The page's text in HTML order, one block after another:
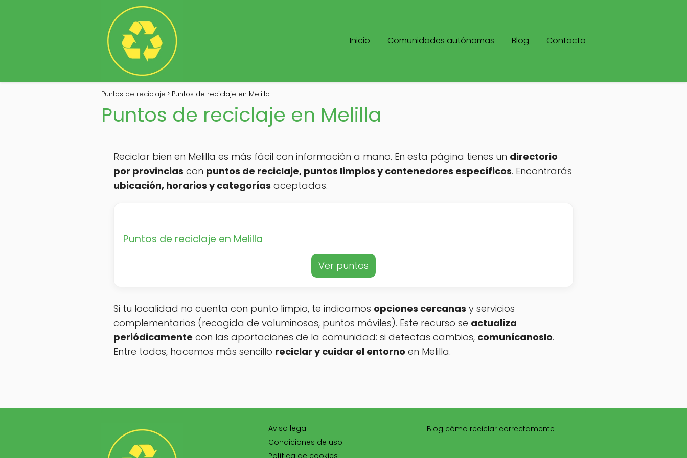
Inicio Comunidades autónomas Blog Contacto
Puntos de reciclaje Puntos de reciclaje en Melilla
Puntos de reciclaje en Melilla
Reciclar bien en Melilla es más fácil con información a mano. En esta página tienes un directorio
por provincias con puntos de reciclaje, puntos limpios y contenedores específicos. Encontrarás
ubicación, horarios y categorías aceptadas.
Puntos de reciclaje en Melilla
Ver puntos
Si tu localidad no cuenta con punto limpio, te indicamos opciones cercanas y servicios
complementarios (recogida de voluminosos, puntos móviles). Este recurso se actualiza
periódicamente con las aportaciones de la comunidad: si detectas cambios, comunícanoslo.
Entre todos, hacemos más sencillo reciclar y cuidar el entorno en Melilla.
Aviso legal
Condiciones de uso
Política de cookies
Blog cómo reciclar correctamente